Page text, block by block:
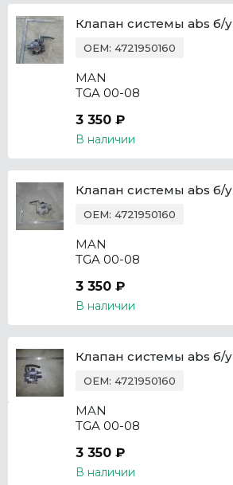
Клапан системы abs б/у
OEM: 4721950160
MAN
TGA 00-08
3 350 ₽
В наличии
Клапан системы abs б/у
OEM: 4721950160
MAN
TGA 00-08
3 350 ₽
В наличии
Клапан системы abs б/у
OEM: 4721950160
MAN
TGA 00-08
3 350 ₽
В наличии